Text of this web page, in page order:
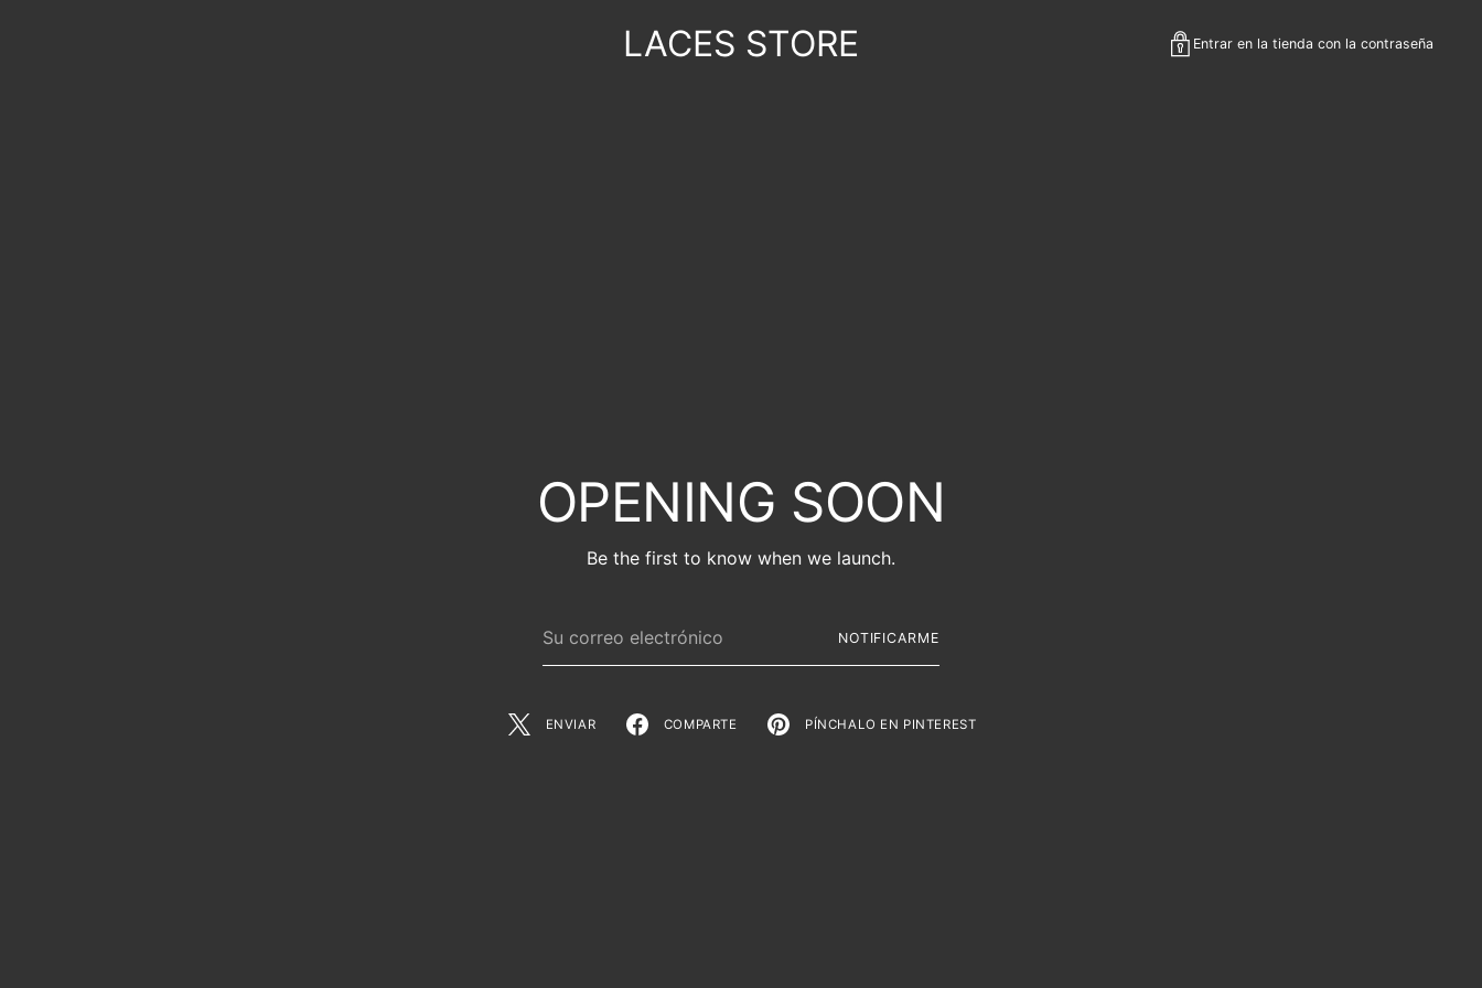
LACES STORE Entrar en la tienda con la contraseña
OPENING SOON
Be the first to know when we launch.
correo
NOTIFICARME
ENVIAR COMPARTE PÍNCHALO EN PINTEREST